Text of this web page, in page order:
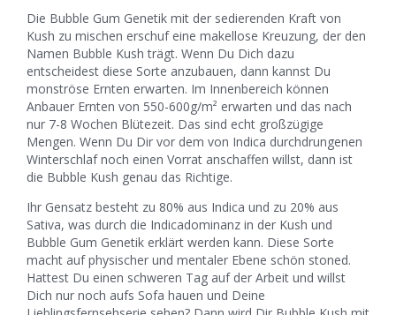
Die Bubble Gum Genetik mit der sedierenden Kraft von
Kush zu mischen erschuf eine makellose Kreuzung, der den
Namen Bubble Kush trägt. Wenn Du Dich dazu
entscheidest diese Sorte anzubauen, dann kannst Du
monströse Ernten erwarten. Im Innenbereich können
Anbauer Ernten von 550-600g/m² erwarten und das nach
nur 7-8 Wochen Blütezeit. Das sind echt großzügige
Mengen. Wenn Du Dir vor dem von Indica durchdrungenen
Winterschlaf noch einen Vorrat anschaffen willst, dann ist
die Bubble Kush genau das Richtige.
Ihr Gensatz besteht zu 80% aus Indica und zu 20% aus
Sativa, was durch die Indicadominanz in der Kush und
Bubble Gum Genetik erklärt werden kann. Diese Sorte
macht auf physischer und mentaler Ebene schön stoned.
Hattest Du einen schweren Tag auf der Arbeit und willst
Dich nur noch aufs Sofa hauen und Deine